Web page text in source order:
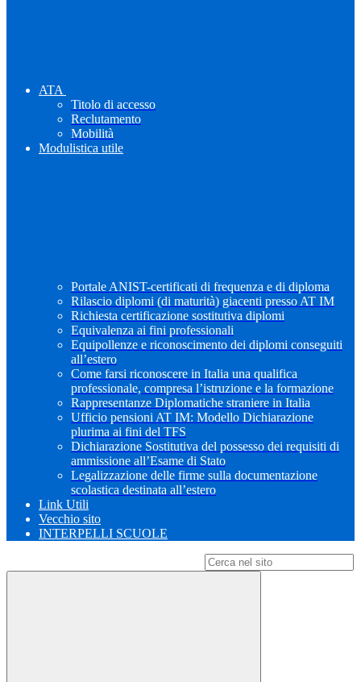
ATA
Titolo di accesso
Reclutamento
Mobilità
Modulistica utile
Portale ANIST-certificati di frequenza e di diploma
Rilascio diplomi (di maturità) giacenti presso AT IM
Richiesta certificazione sostitutiva diplomi
Equivalenza ai fini professionali
Equipollenze e riconoscimento dei diplomi conseguiti
all’estero
Come farsi riconoscere in Italia una qualifica
professionale, compresa l’istruzione e la formazione
Rappresentanze Diplomatiche straniere in Italia
Ufficio pensioni AT IM: Modello Dichiarazione
plurima ai fini del TFS
Dichiarazione Sostitutiva del possesso dei requisiti di
ammissione all’Esame di Stato
Legalizzazione delle firme sulla documentazione
scolastica destinata all’estero
Link Utili
Vecchio sito
INTERPELLI SCUOLE